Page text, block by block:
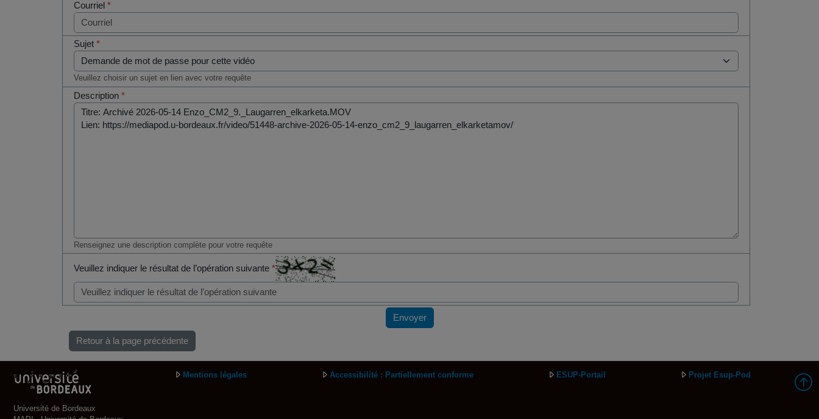
Courriel*
Sujet*
Veuillez choisir un sujet en lien avec votre requête
Description*
Renseignez une description complète pour votre requête
Veuillez indiquer le résultat de l’opération suivante*
Envoyer
Retour à la page précédente
Université de Bordeaux
Mentions légales Accessibilité : Partiellement conforme ESUP-Portail Projet Esup-Pod